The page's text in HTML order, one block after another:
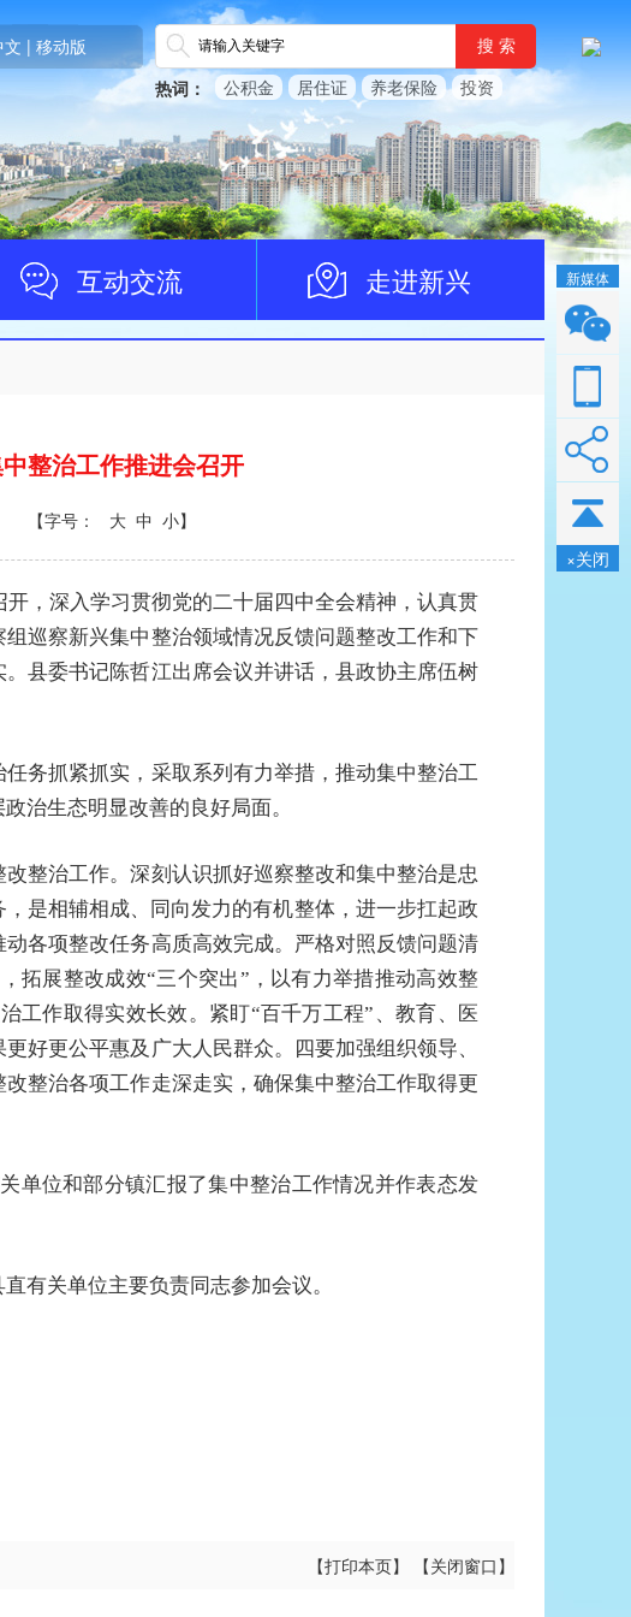
| 移动版 搜 索
热词： 公积金 居住证 养老保险 投资
互动交流 走进新兴
整治工作推进会召开
【字号： 大 中 小】
，深入学习贯彻党的二十届四中全会精神，认真贯
巡察新兴集中整治领域情况反馈问题整改工作和下
县委书记陈哲江出席会议并讲话，县政协主席伍树
务抓紧抓实，采取系列有力举措，推动集中整治工
治生态明显改善的良好局面。
整治工作。深刻认识抓好巡察整改和集中整治是忠
是相辅相成、同向发力的有机整体，进一步扛起政
各项整改任务高质高效完成。严格对照反馈问题清
拓展整改成效“三个突出”，以有力举措推动高效整
工作取得实效长效。紧盯“百千万工程”、教育、医
好更公平惠及广大人民群众。四要加强组织领导、
整治各项工作走深走实，确保集中整治工作取得更
单位和部分镇汇报了集中整治工作情况并作表态发
有关单位主要负责同志参加会议。
【打印本页】 【关闭窗口 】
新媒体
×关闭